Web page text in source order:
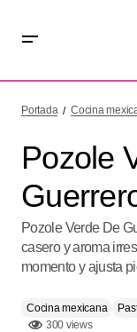
Portada Cocina
Pozole
Pozole Verde De
casero y aroma
momento y ajusta
Cocina mexicana
300 views